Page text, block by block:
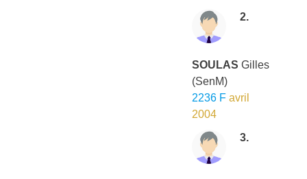
2.
SOULAS Gilles
(SenM)
2236 F avril
2004
3.